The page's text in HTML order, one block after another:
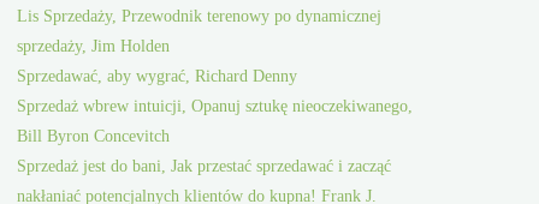
Lis Sprzedaży, Przewodnik terenowy po dynamicznej
sprzedaży, Jim Holden
Sprzedawać, aby wygrać, Richard Denny
Sprzedaż wbrew intuicji, Opanuj sztukę nieoczekiwanego,
Bill Byron Concevitch
Sprzedaż jest do bani, Jak przestać sprzedawać i zacząć
nakłaniać potencjalnych klientów do kupna! Frank J.